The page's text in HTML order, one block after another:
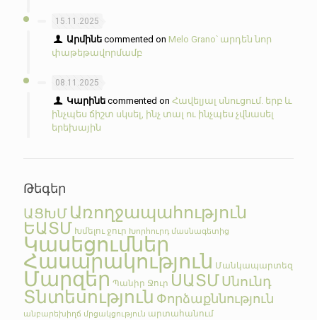
15.11.2025
Արմինե commented on Melo Grano՝ արդեն նոր
փաթեթավորմամբ
08.11.2025
Կարինե commented onՀավելյալ սնուցում. երբ և
ինչպես ճիշտ սկսել, ինչ տալ ու ինչպես չվնասել
երեխային
Թեգեր
ԱՑԽՄ Առողջապահություն
ԵԱՏՄ Խմելու ջուր Խորհուրդ մասնագետից
Կասեցումներ
Հասարակություն Մանկապարտեզ
Մարզեր Պանիր Ջուր ՍԱՏՄՍնունդ
Տնտեսություն Փորձաքննություն
անբարեխիղճ մրցակցություն արտահանում